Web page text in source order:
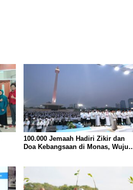
100.000 Jemaah Hadiri Zikir dan
Doa Kebangsaan di Monas, Wujud